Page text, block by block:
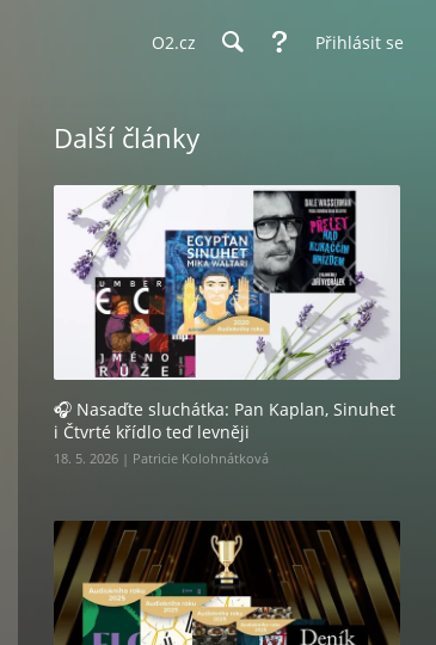
O2.cz Přihlásit se
Další články
🎧 Nasaďte sluchátka: Pan Kaplan, Sinuhet
i Čtvrté křídlo teď levněji
18. 5. 2026 | Patricie Kolohnátková